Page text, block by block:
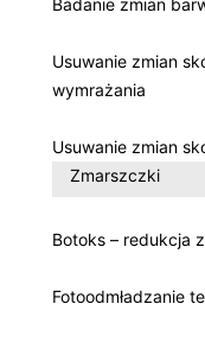
Badanie zmian
Usuwanie zmian
wymrażania
Usuwanie zmian
Zmarszczki
Botoks – redukcja
Fotoodmładzanie